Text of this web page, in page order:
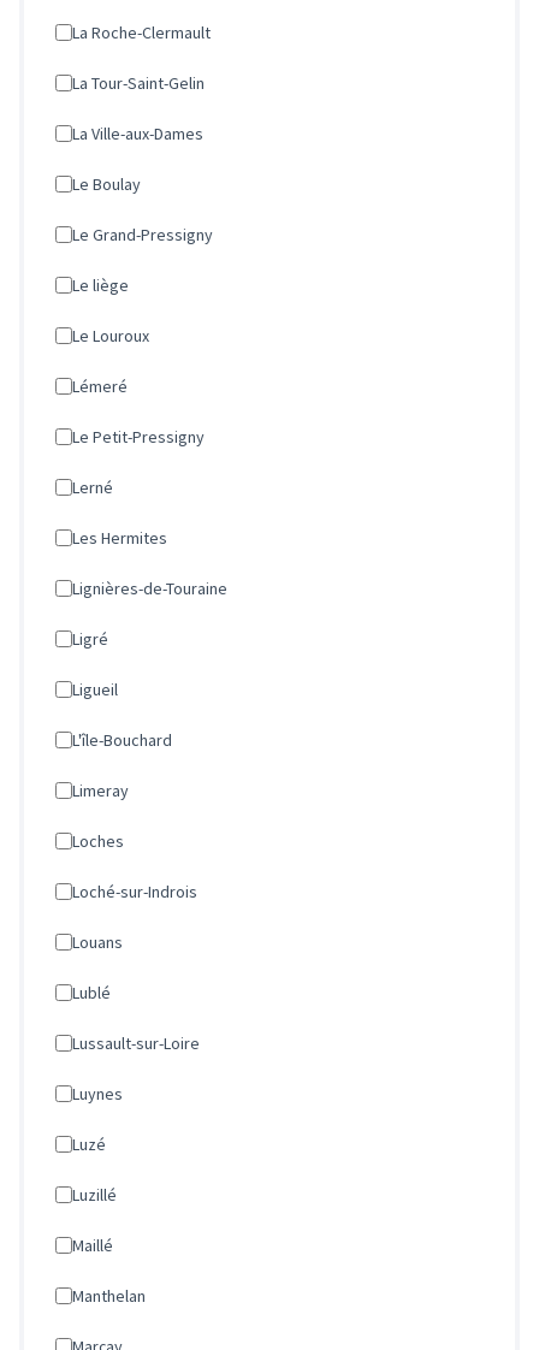
La Roche-Clermault
La Tour-Saint-Gelin
La Ville-aux-Dames
Le Boulay
Le Grand-Pressigny
Le liège
Le Louroux
Lémeré
Le Petit-Pressigny
Lerné
Les Hermites
Lignières-de-Touraine
Ligré
Ligueil
L'île-Bouchard
Limeray
Loches
Loché-sur-Indrois
Louans
Lublé
Lussault-sur-Loire
Luynes
Luzé
Luzillé
Maillé
Manthelan